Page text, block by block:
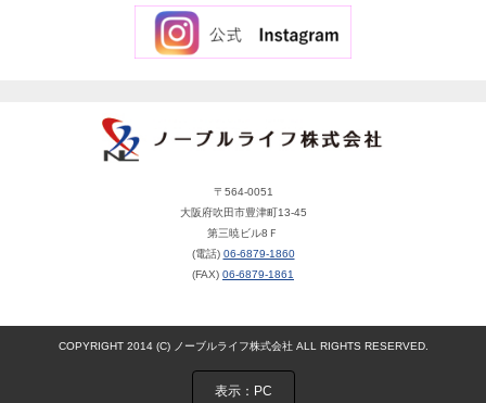
〒564-0051
大阪府吹田市豊津町13-45
第三暁ビル8Ｆ
(電話) 06-6879-1860
(FAX) 06-6879-1861
COPYRIGHT 2014 (C) ノーブルライフ株式会社 ALL RIGHTS RESERVED.
表示：PC